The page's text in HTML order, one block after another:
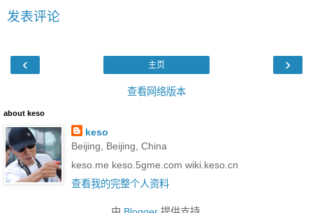
发表评论
‹ ›
主页
查看网络版本
about keso
keso
Beijing, Beijing, China
keso.me keso.5gme.com wiki.keso.cn
查看我的完整个人资料